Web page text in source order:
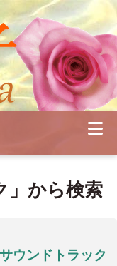
」から検索
ウンドトラック